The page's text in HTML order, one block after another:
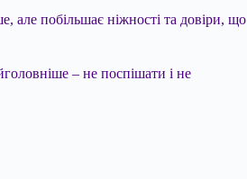
але побільшає ніжності та довіри, що
– не поспішати і не